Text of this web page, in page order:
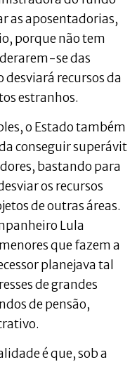
as aposentadorias,
porque não tem
se das
recursos da
estranhos.
o Estado também
conseguir superávit
bastando para
os recursos
de outras áreas.
Lula
que fazem a
planejava tal
de grandes
de pensão,
é que, sob a